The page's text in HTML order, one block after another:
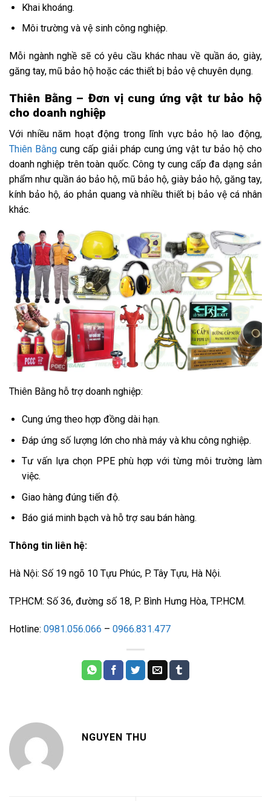
Khai khoáng.
Môi trường và vệ sinh công nghiệp.
Mỗi ngành nghề sẽ có yêu cầu khác nhau về quần áo, giày,
găng tay, mũ bảo hộ hoặc các thiết bị bảo vệ chuyên dụng.
Thiên Bằng – Đơn vị cung ứng vật tư bảo hộ
cho doanh nghiệp
Với nhiều năm hoạt động trong lĩnh vực bảo hộ lao động,
Thiên Bằngcung cấp giải pháp cung ứng vật tư bảo hộ cho
doanh nghiệp trên toàn quốc. Công ty cung cấp đa dạng sản
phẩm như quần áo bảo hộ, mũ bảo hộ, giày bảo hộ, găng tay,
kính bảo hộ, áo phản quang và nhiều thiết bị bảo vệ cá nhân
khác.
Thiên Bằng hỗ trợ doanh nghiệp:
Cung ứng theo hợp đồng dài hạn.
Đáp ứng số lượng lớn cho nhà máy và khu công nghiệp.
Tư vấn lựa chọn PPE phù hợp với từng môi trường làm
việc.
Giao hàng đúng tiến độ.
Báo giá minh bạch và hỗ trợ sau bán hàng.
Thông tin liên hệ:
Hà Nội: Số 19 ngõ 10 Tựu Phúc, P. Tây Tựu, Hà Nội.
TP.HCM: Số 36, đường số 18, P. Bình Hưng Hòa, TP.HCM.
Hotline: 0981.056.066 – 0966.831.477
NGUYEN THU